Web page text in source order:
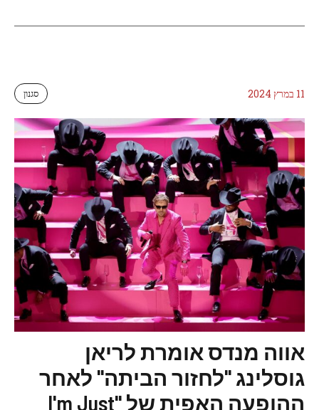
11 במרץ 2024 סגנון
אווה מנדס אומרת לריאן
גוסלינג "לחזור הביתה" לאחר
ההופעה האפית של "I'm Just